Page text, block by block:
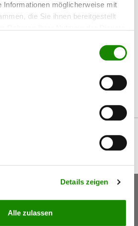
Informationen möglicherweise mit
die Sie ihnen bereitgestellt
Details zeigen
Alle zulassen
Schwingschleifer zur Aufnahme von Delta
98 x 144 mm